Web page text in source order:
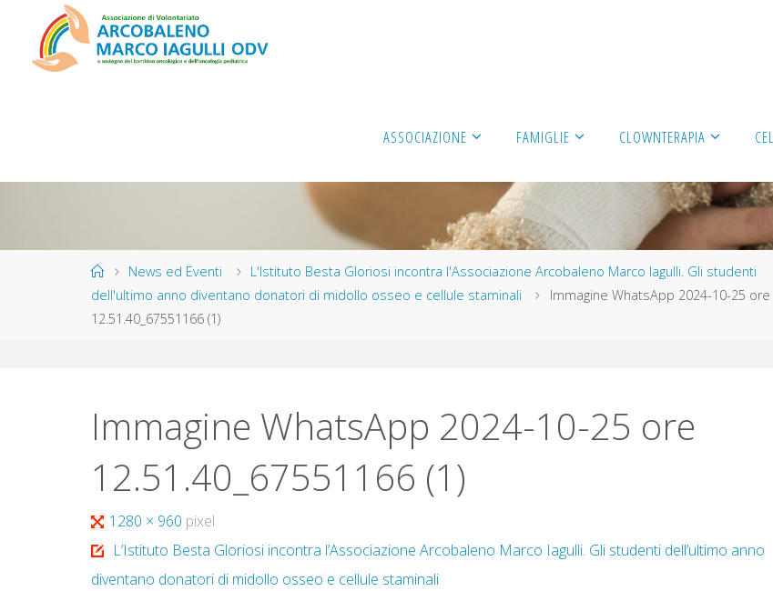
contenuto
ASSOCIAZIONE FAMIGLIE CLOWNTERAPIA
HomeNews ed Eventi
L'Istituto Besta Gloriosi incontra l'Associazione Arcobaleno Marco Iagulli. Gli studenti
dell'ultimo anno diventano donatori di midollo osseo e cellule staminali
Immagine WhatsApp 2024-10-25 ore
12.51.40_67551166 (1)
Immagine WhatsApp 2024-10-25 ore
12.51.40_67551166 (1)
Tutta
larghezza
1280 × 960 pixel
L’Istituto Besta Gloriosi incontra l’Associazione Arcobaleno Marco Iagulli. Gli studenti dell’ultimo anno
diventano donatori di midollo osseo e cellule staminali